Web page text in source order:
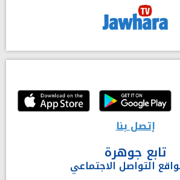
إتصل بنا
تابع جوهرة
التواصل الاجتماعي